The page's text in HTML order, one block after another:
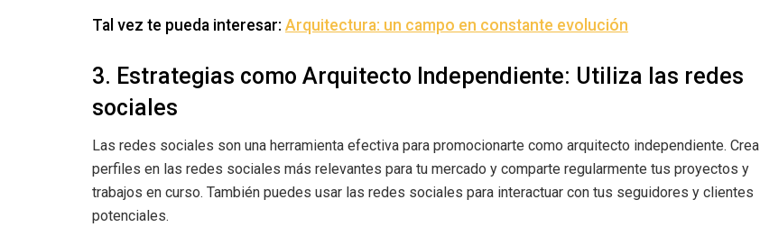
Tal vez te pueda interesar: Arquitectura: un campo en constante evolución
3. Estrategias como Arquitecto Independiente: Utiliza las redes
sociales
Las redes sociales son una herramienta efectiva para promocionarte como arquitecto independiente. Crea
perfiles en las redes sociales más relevantes para tu mercado y comparte regularmente tus proyectos y
trabajos en curso. También puedes usar las redes sociales para interactuar con tus seguidores y clientes
potenciales.